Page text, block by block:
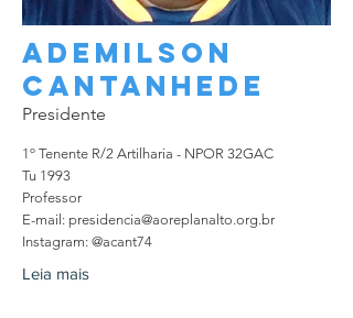
Ademilson
CANTANHEDE
Presidente
1º Tenente R/2 Artilharia - NPOR 32GAC
Tu 1993
Professor
E-mail: presidencia@aoreplanalto.org.br
Instagram: @acant74
Leia mais